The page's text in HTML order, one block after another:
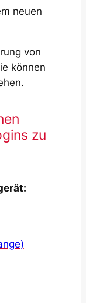
neuen
von
können
zu